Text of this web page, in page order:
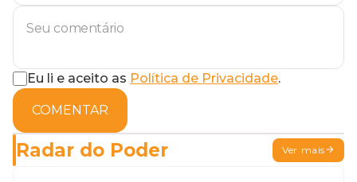
Eu li e aceito as Política de Privacidade.
COMENTAR
Radar do Poder Ver mais